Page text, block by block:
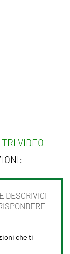
VIDEO
DESCRIVICI
che ti